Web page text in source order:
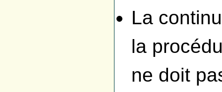
La
la
ne doit